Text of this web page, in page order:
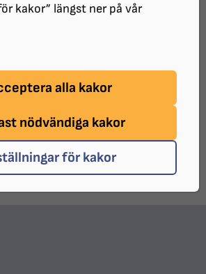
kakor” längst ner på vår
alla kakor
nödvändiga kakor
för kakor
på Facebook
sidan med e-post